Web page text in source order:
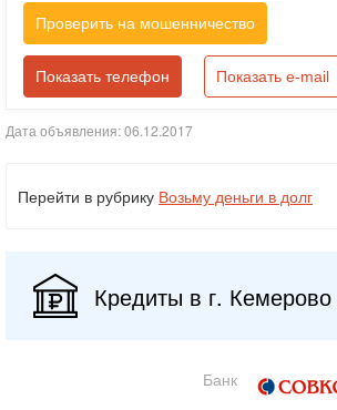
Проверить на мошенничество
Показать телефон Показать e-mail
Дата объявления: 06.12.2017
Перейти в рубрику Возьму деньги в долг
Кредиты в г. Кемерово
Банк